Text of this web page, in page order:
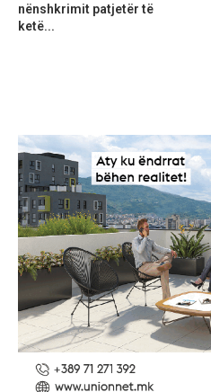
nënshkrimit patjetër të
ketë...